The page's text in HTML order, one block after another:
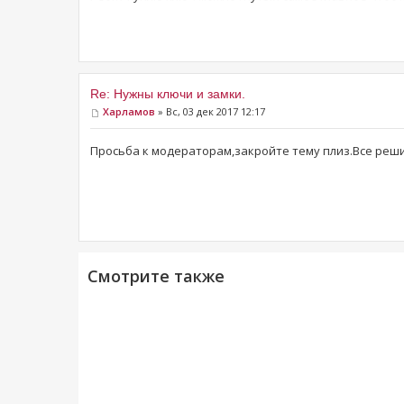
Re: Нужны ключи и замки.
Харламов » Вс, 03 дек 2017 12:17
Просьба к модераторам,закройте тему плиз.Все
Смотрите также